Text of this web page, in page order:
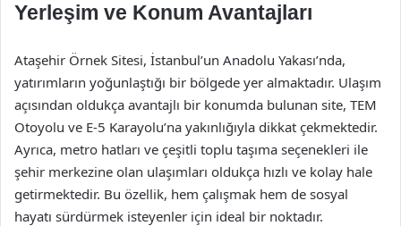
Yerleşim ve Konum Avantajları
Ataşehir Örnek Sitesi, İstanbul’un Anadolu Yakası’nda,
yatırımların yoğunlaştığı bir bölgede yer almaktadır. Ulaşım
açısından oldukça avantajlı bir konumda bulunan site, TEM
Otoyolu ve E-5 Karayolu’na yakınlığıyla dikkat çekmektedir.
Ayrıca, metro hatları ve çeşitli toplu taşıma seçenekleri ile
şehir merkezine olan ulaşımları oldukça hızlı ve kolay hale
getirmektedir. Bu özellik, hem çalışmak hem de sosyal
hayatı sürdürmek isteyenler için ideal bir noktadır.